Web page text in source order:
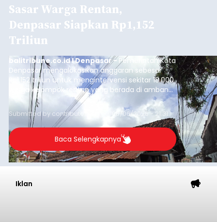
Sasar Warga Rentan,
Denpasar Siapkan Rp1,152
Triliun
balitribune.co.id I Denpasar - Pemerintah Kota
Denpasar mengalokasikan anggaran sebesar
Rp1,152 triliun untuk mengintervensi sekitar 18.000
warga kelompok rentan yang berada di ambang
garis kemiskinan. Langkah strategis ini diambil
guna menjaga masyarakat yang berada pada
kelompok desil 5 dan 6 tersebut agar tidak
merosot ke kategori miskin.
Submitted by contributor Thu, 08/06/2026 - 21:31
Baca Selengkapnya
Iklan